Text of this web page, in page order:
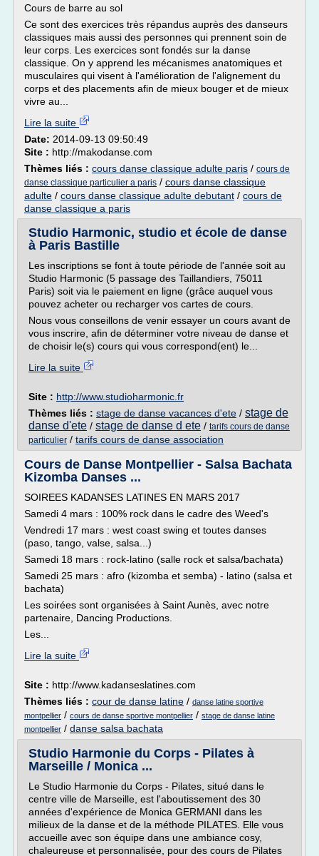
Cours de barre au sol
Ce sont des exercices très répandus auprès des danseurs
classiques mais aussi des personnes qui prennent soin de
leur corps. Les exercices sont fondés sur la danse
classique. On y apprend les mécanismes anatomiques et
musculaires qui visent à l'amélioration de l'alignement du
corps et des placements afin de mieux bouger et de mieux
vivre au...
Lire la suite
Date: 2014-09-13 09:50:49
Site : http://makodanse.com
Thèmes liés : cours danse classique adulte paris / cours de
danse classique particulier a paris / cours danse classique
adulte / cours danse classique adulte debutant / cours de
danse classique a paris
Studio Harmonic, studio et école de danse
à Paris Bastille
Les inscriptions se font à toute période de l'année soit au
Studio Harmonic (5 passage des Taillandiers, 75011
Paris) soit via le paiement en ligne (grâce auquel vous
pouvez acheter ou recharger vos cartes de cours.
Nous vous conseillons de venir essayer un cours avant de
vous inscrire, afin de déterminer votre niveau de danse et
de choisir le(s) cours qui vous correspond(ent) le...
Lire la suite
Site : http://www.studioharmonic.fr
Thèmes liés : stage de danse vacances d'ete / stage de
danse d'ete / stage de danse d ete / tarifs cours de danse
particulier / tarifs cours de danse association
Cours de Danse Montpellier - Salsa Bachata
Kizomba Danses ...
SOIREES KADANSES LATINES EN MARS 2017
Samedi 4 mars : 100% rock dans le cadre des Weed's
Vendredi 17 mars : west coast swing et toutes danses
(paso, tango, valse, salsa...)
Samedi 18 mars : rock-latino (salle rock et salsa/bachata)
Samedi 25 mars : afro (kizomba et semba) - latino (salsa et
bachata)
Les soirées sont organisées à Saint Aunès, avec notre
partenaire, Dancing Productions.
Les...
Lire la suite
Site : http://www.kadanseslatines.com
Thèmes liés : cour de danse latine / danse latine sportive
montpellier / cours de danse sportive montpellier / stage de danse latine
montpellier / danse salsa bachata
Studio Harmonie du Corps - Pilates à
Marseille / Monica ...
Le Studio Harmonie du Corps - Pilates, situé dans le
centre ville de Marseille, est l'aboutissement des 30
années d'expérience de Monica GERMANI dans les
milieux de la danse et de la méthode PILATES. Elle vous
accueille avec son équipe dans une ambiance cosy,
chaleureuse et personnalisée, pour des cours de Pilates